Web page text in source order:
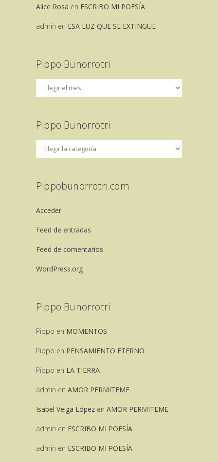
Alice Rosa en ESCRIBO MI POESÍA
admin en ESA LUZ QUE SE EXTINGUE
Pippo Bunorrotri
Pippo Bunorrotri
Pippobunorrotri.com
Acceder
Feed de entradas
Feed de comentarios
WordPress.org
Pippo Bunorrotri
Pippo en MOMENTOS
Pippo en PENSAMIENTO ETERNO
Pippo en LA TIERRA
admin en AMOR PERMITEME
Isabel Veiga López en AMOR PERMITEME
admin en ESCRIBO MI POESÍA
admin en ESCRIBO MI POESÍA